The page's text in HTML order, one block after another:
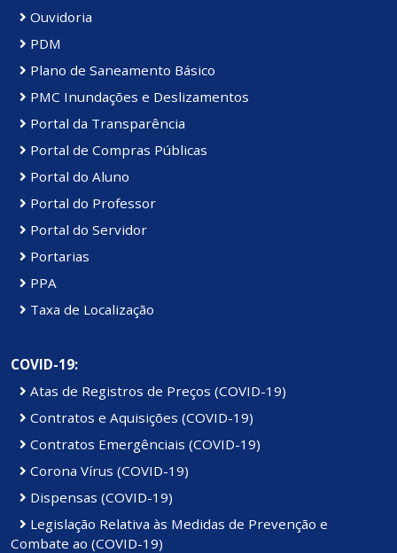
Ouvidoria
PDM
Plano de Saneamento Básico
PMC Inundações e Deslizamentos
Portal da Transparência
Portal de Compras Públicas
Portal do Aluno
Portal do Professor
Portal do Servidor
Portarias
PPA
Taxa de Localização
COVID-19:
Atas de Registros de Preços (COVID-19)
Contratos e Aquisições (COVID-19)
Contratos Emergênciais (COVID-19)
Corona Vírus (COVID-19)
Dispensas (COVID-19)
Legislação Relativa às Medidas de Prevenção e
Combate ao (COVID-19)